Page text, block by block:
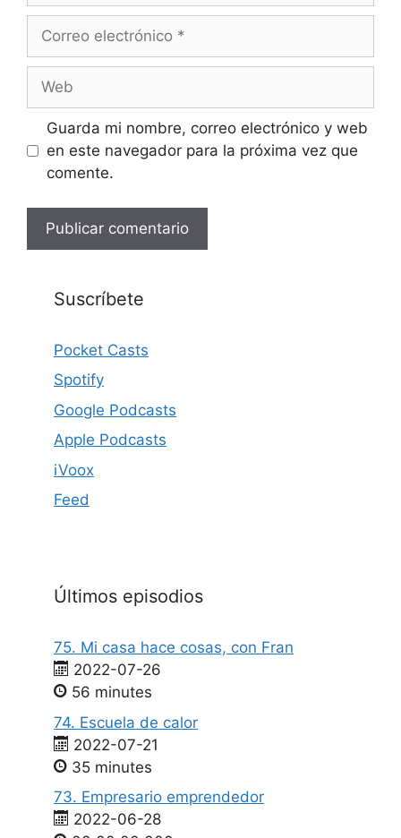
Correo
Web
Guarda mi nombre, correo electrónico y web
en este navegador para la próxima vez que
comente.
Suscríbete
Pocket Casts
Spotify
Google Podcasts
Apple Podcasts
iVoox
Feed
Últimos episodios
75. Mi casa hace cosas, con Fran
2022-07-26
56 minutes
74. Escuela de calor
2022-07-21
35 minutes
73. Empresario emprendedor
2022-06-28